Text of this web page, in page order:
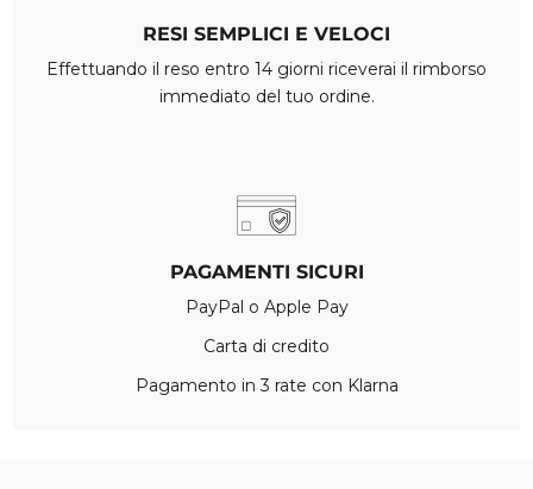
RESI SEMPLICI E VELOCI
Effettuando il reso entro 14 giorni riceverai il rimborso
immediato del tuo ordine.
PAGAMENTI SICURI
PayPal o Apple Pay
Carta di credito
Pagamento in 3 rate con Klarna